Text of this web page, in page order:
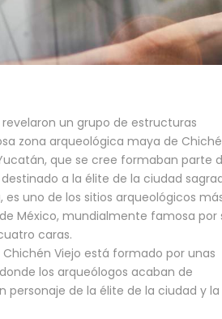
un grupo de estructuras
zona arqueológica maya de
que se cree formaban parte
a la élite de la ciudad
uno de los sitios arqueológicos
México, mundialmente famosa por
caras.
Viejo está formado por unas
los arqueólogos acaban de
personaje de la élite de la ciudad y la